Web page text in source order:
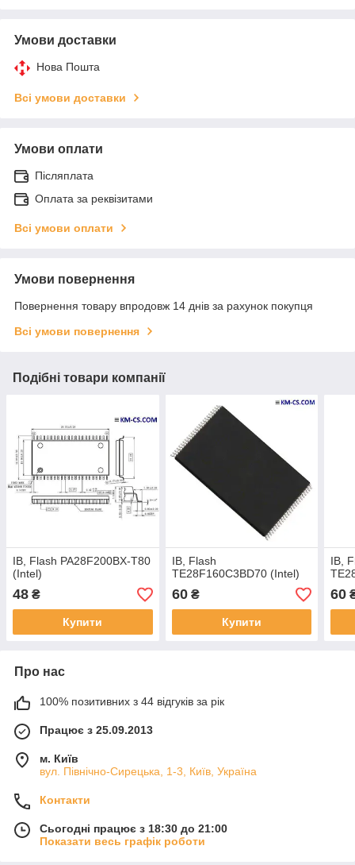
Умови доставки
Нова Пошта
Всі умови доставки
Умови оплати
Післяплата
Оплата за реквізитами
Всі умови оплати
Умови повернення
Повернення товару впродовж 14 днів за рахунок покупця
Всі умови повернення
Подібні товари компанії
ІВ, Flash PA28F200BX-T80
(Intel)
48 ₴
Купити
ІВ, Flash
TE28F160C3BD70 (Intel)
60₴
Купити
ІВ,
60
Про нас
100% позитивних з 44 відгуків за рік
Працює з 25.09.2013
м. Київ
вул. Північно-Сирецька, 1-3, Київ, Україна
Контакти
Сьогодні працює з 18:30 до 21:00
Показати весь графік роботи